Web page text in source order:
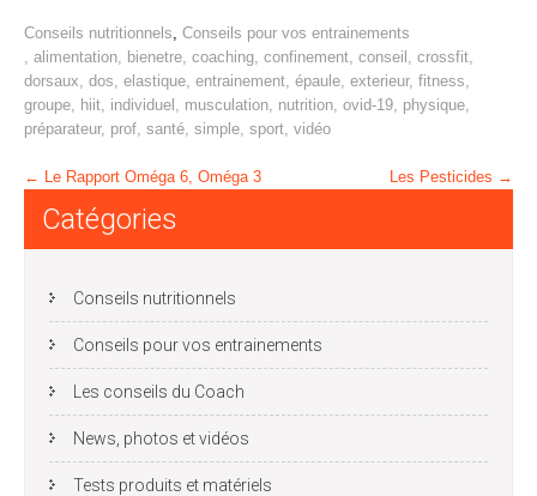
Conseils nutritionnels, Conseils pour vos entrainements
, alimentation, bienetre, coaching, confinement, conseil , crossfit,
dorsaux, dos, elastique, entrainement, épaule, exterieur, fitness,
groupe, hiit, individuel , musculation, nutrition, ovid-19, physique,
préparateur, prof, santé, simple, sport, vidéo
Post
navigation
← Le Rapport Oméga 6, Oméga 3 Les Pesticides →
Catégories
Conseils nutritionnels
Conseils pour vos entrainements
Les conseils du Coach
News, photos et vidéos
Tests produits et matériels